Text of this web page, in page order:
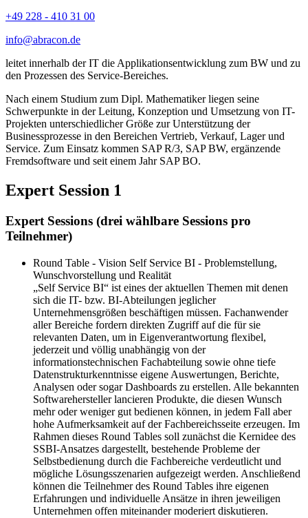
+49 228 - 410 31 00
info@abracon.de
leitet innerhalb der IT die Applikationsentwicklung zum BW und zu
den Prozessen des Service-Bereiches.
Nach einem Studium zum Dipl. Mathematiker liegen seine
Schwerpunkte in der Leitung, Konzeption und Umsetzung von IT-
Projekten unterschiedlicher Größe zur Unterstützung der
Businessprozesse in den Bereichen Vertrieb, Verkauf, Lager und
Service. Zum Einsatz kommen SAP R/3, SAP BW, ergänzende
Fremdsoftware und seit einem Jahr SAP BO.
Expert Session 1
Expert Sessions (drei wählbare Sessions pro
Teilnehmer)
Round Table - Vision Self Service BI - Problemstellung,
Wunschvorstellung und Realität
„Self Service BI“ ist eines der aktuellen Themen mit denen
sich die IT- bzw. BI-Abteilungen jeglicher
Unternehmensgrößen beschäftigen müssen. Fachanwender
aller Bereiche fordern direkten Zugriff auf die für sie
relevanten Daten, um in Eigenverantwortung flexibel,
jederzeit und völlig unabhängig von der
informationstechnischen Fachabteilung sowie ohne tiefe
Datenstrukturkenntnisse eigene Auswertungen, Berichte,
Analysen oder sogar Dashboards zu erstellen. Alle bekannten
Softwarehersteller lancieren Produkte, die diesen Wunsch
mehr oder weniger gut bedienen können, in jedem Fall aber
hohe Aufmerksamkeit auf der Fachbereichsseite erzeugen. Im
Rahmen dieses Round Tables soll zunächst die Kernidee des
SSBI-Ansatzes dargestellt, bestehende Probleme der
Selbstbedienung durch die Fachbereiche verdeutlicht und
mögliche Lösungsszenarien aufgezeigt werden. Anschließend
können die Teilnehmer des Round Tables ihre eigenen
Erfahrungen und individuelle Ansätze in ihren jeweiligen
Unternehmen offen miteinander moderiert diskutieren.